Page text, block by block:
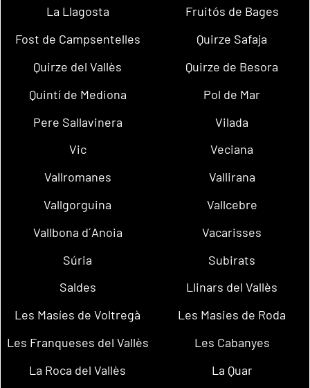
La Llagosta
Fruitós de Bages
Fost de Campsentelles
Quirze Safaja
Quirze del Vallès
Quirze de Besora
Quintí de Mediona
Pol de Mar
Pere Sallavinera
Vilada
Vic
Veciana
Vallromanes
Vallirana
Vallgorguina
Vallcebre
Vallbona d´Anoia
Vacarisses
Súria
Subirats
Saldes
Llinars del Vallès
Les Masíes de Voltregà
Les Masies de Roda
Les Franqueses del Vallès
Les Cabanyes
La Roca del Vallès
La Quar